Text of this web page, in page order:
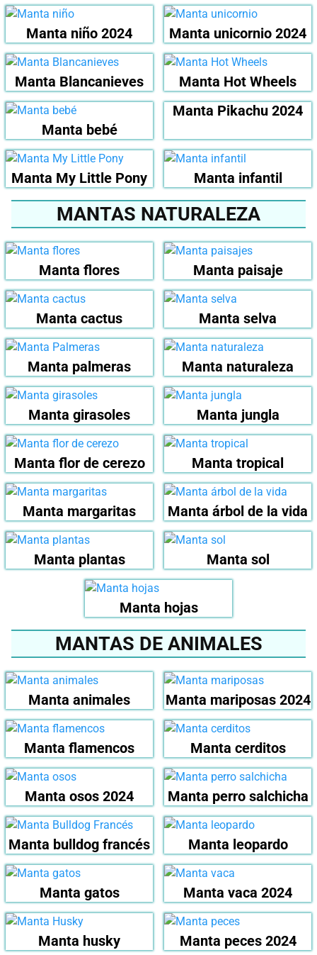
Manta niño 2024 Manta unicornio 2024
Manta Blancanieves Manta Hot Wheels
Manta bebé
Manta Pikachu 2024
Manta My Little Pony Manta infantil
MANTAS NATURALEZA
Manta flores Manta paisaje
Manta cactus Manta selva
Manta palmeras Manta naturaleza
Manta girasoles Manta jungla
Manta flor de cerezo Manta tropical
Manta margaritas Manta árbol de la vida
Manta plantas Manta sol
Manta hojas
MANTAS DE ANIMALES
Manta animales Manta mariposas 2024
Manta flamencos Manta cerditos
Manta osos 2024 Manta perro salchicha
Manta bulldog francés Manta leopardo
Manta gatos Manta vaca 2024
Manta husky Manta peces 2024